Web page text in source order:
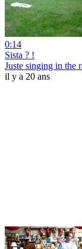
0:14
Sista ? !
Juste singing in the
il y a 20 ans